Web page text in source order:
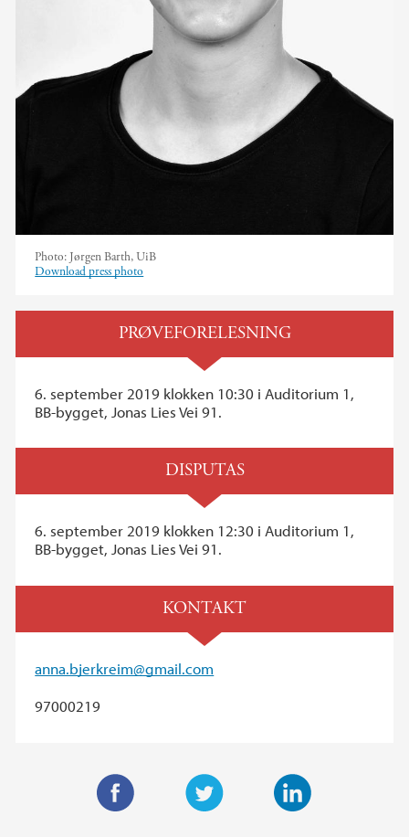
Photo: Jørgen Barth, UiB
Download press photo
PRØVEFORELESNING
6. september 2019 klokken 10:30 i Auditorium 1,
BB-bygget, Jonas Lies Vei 91.
DISPUTAS
6. september 2019 klokken 12:30 i Auditorium 1,
BB-bygget, Jonas Lies Vei 91.
KONTAKT
anna.bjerkreim@gmail.com
97000219